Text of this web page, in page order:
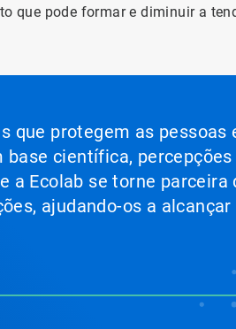
que pode formar e diminuir a
que protegem as
científica,
a Ecolab se torne parceira
ajudando-os a